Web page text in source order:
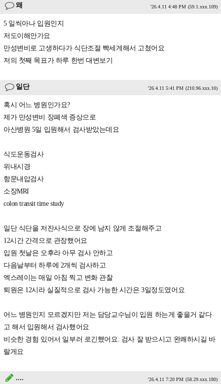
왜 '26.4.11 4:48 PM (59.1.xxx.109)
5 일씩아나 입원인지
저도이해안가요
만성변비로 고생하다가 식단조절 빡세게해서 고쳤어요
저의 첫째 목표가 하루 한번 대변보기
일단 '26.4.11 5:41 PM (210.96.xxx.10)
혹시 어느 병원인가요?
제가 만성변비 장폐색 증상으로
아산병원 5일 입원해서 검사받았는데요
식도운동검사
위내시경
항문내압검사
소장MRI
colon transit time study
일단 식단을 저잔사식으로 장에 남지 않게 조절해주고
12시간 간격으로 관장했어요
입원 첫날은 오후라 아무 검사 안하고
다음날부터 하루에 2개씩 검사하고
엑스레이는 매일 아침 찍고 변화 관찰
퇴원은 12시라 실질적으로 검사 가능한 시간은 3일정도였어요
어느 병원인지 모르겠지만 저는 담당교수님이 입원 하는게 좋을거 같다
고 해서 입원해서 검사했어요
비슷한 경험 있어서 일부러 로긴했어요. 검사 잘 받으시고 완쾌하시길 바
랄게요
.... '26.4.11 7:20 PM (58.29.xxx.180)